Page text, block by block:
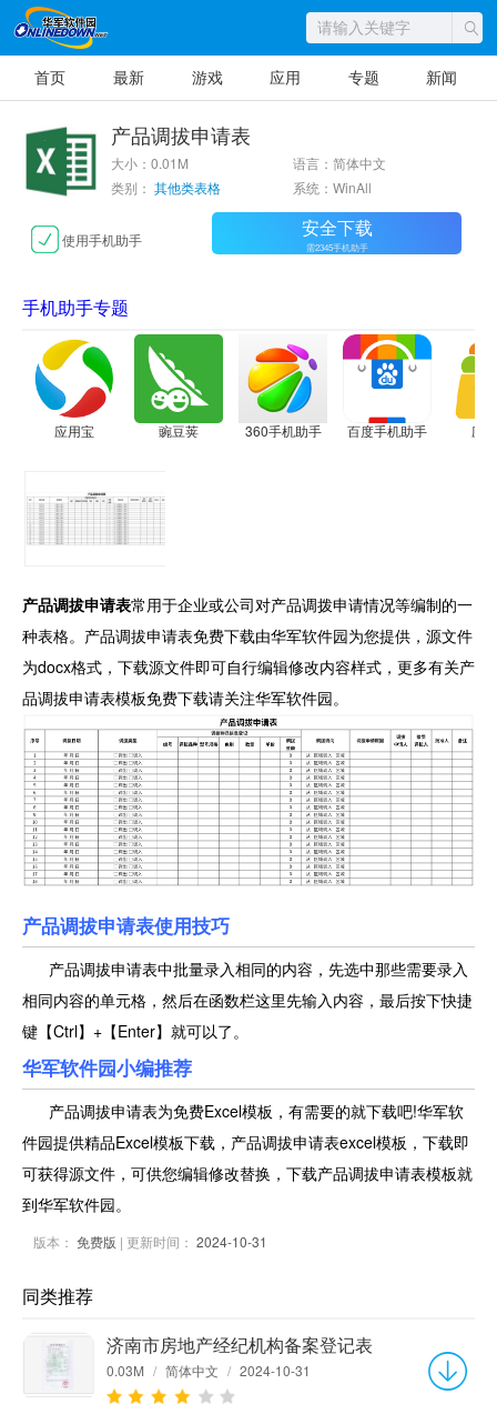
首页 最新 游戏 应用 专题 新闻
产品调拔申请表
大小：0.01M
语言：简体中文
类别： 其他类表格 系统：WinAll
使用手机助手 安全下载
需2345手机助手
手机助手专题
应用宝 豌豆荚 360手机助手 百度手机助手 应
产品调拔申请表常用于企业或公司对产品调拨申请情况等编制的一
种表格。产品调拔申请表免费下载由华军软件园为您提供，源文件
为docx格式，下载源文件即可自行编辑修改内容样式，更多有关产
品调拔申请表模板免费下载请关注华军软件园。
产品调拔申请表使用技巧
产品调拔申请表中批量录入相同的内容，先选中那些需要录入
相同内容的单元格，然后在函数栏这里先输入内容，最后按下快捷
键【Ctrl】+【Enter】就可以了。
华军软件园小编推荐
产品调拔申请表为免费Excel模板，有需要的就下载吧!华军软
件园提供精品Excel模板下载，产品调拔申请表excel模板，下载即
可获得源文件，可供您编辑修改替换，下载产品调拔申请表模板就
到华军软件园。
版本： 免费版 | 更新时间： 2024-10-31
同类推荐
济南市房地产经纪机构备案登记表
0.03M / 简体中文 / 2024-10-31